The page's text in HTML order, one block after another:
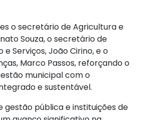
o secretário de Agricultura e
Souza, o secretário de
e Serviços, João Cirino, e o
Marco Passos, reforçando o
municipal com o
e sustentável.
gestão pública e instituições de